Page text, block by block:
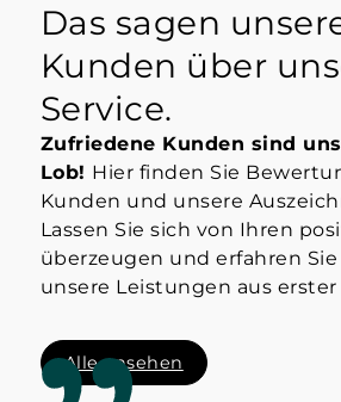
Das sagen
Kunden über
Service.
Zufriedene Kunden sind
Lob! Hier finden Sie
Kunden und unsere
Lassen Sie sich von Ihren
überzeugen und erfahren
unsere Leistungen aus erster
Alle ansehen